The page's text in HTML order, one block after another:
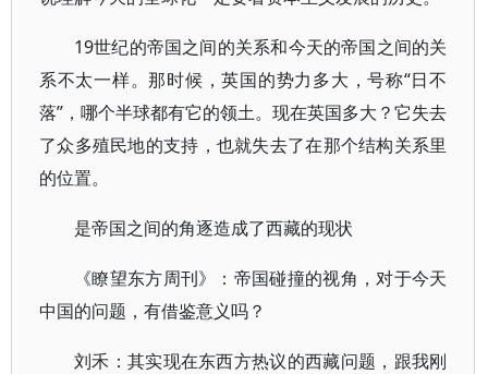
19世纪的帝国之间的关系和今天的帝国之间的关
系不太一样。那时候，英国的势力多大，号称“日不
落”，哪个半球都有它的领土。现在英国多大？它失去
了众多殖民地的支持，也就失去了在那个结构关系里
的位置。
是帝国之间的角逐造成了西藏的现状
《瞭望东方周刊》：帝国碰撞的视角，对于今天
中国的问题，有借鉴意义吗？
刘禾：其实现在东西方热议的西藏问题，跟我刚